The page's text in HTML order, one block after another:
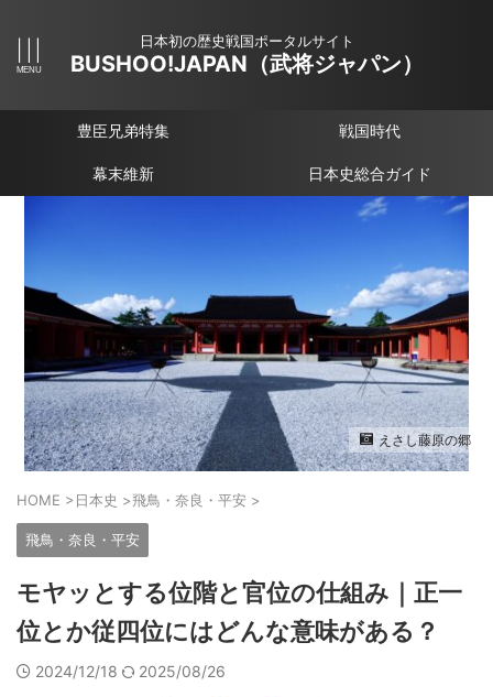
日本初の歴史戦国ポータルサイト
BUSHOO!JAPAN（武将ジャパン）
豊臣兄弟特集 戦国時代
幕末維新 日本史総合ガイド
えさし藤原の郷
HOME >日本史 >飛鳥・奈良・平安 >
飛鳥・奈良・平安
モヤッとする位階と官位の仕組み｜正一
位とか従四位にはどんな意味がある？
2024/12/18 2025/08/26